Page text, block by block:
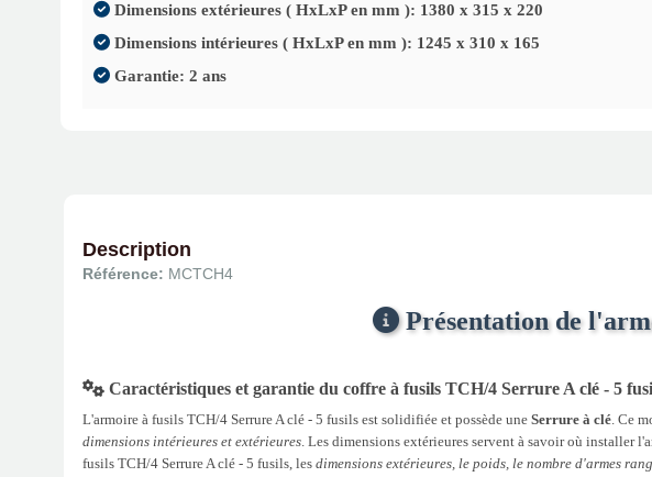
Dimensions extérieures ( HxLxP en mm ): 1380 x 315 x 220
Dimensions intérieures ( HxLxP en mm ): 1245 x 310 x 165
Garantie: 2 ans
Description
Référence: MCTCH4
Présentation de
Caractéristiques et garantie du coffre à fusils TCH/4 Serrure A clé - 5
L'armoire à fusils TCH/4 Serrure A clé - 5 fusils est solidifiée et possède une Serrure à clé. Ce
dimensions intérieures et extérieures. Les dimensions extérieures servent à savoir où installer
fusils TCH/4 Serrure A clé - 5 fusils, les dimensions extérieures, le poids, le nombre d'armes